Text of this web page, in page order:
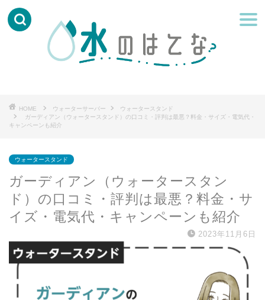
HOME ウォーターサーバー
ウォータースタンド
ガーディアン（ウォータースタンド）の口コミ・評判は最悪？料金・サイズ・電気代・
キャンペーンも紹介
ウォータースタンド
ガーディアン（ウォータースタン
ド）の口コミ・評判は最悪？料金・サ
イズ・電気代・キャンペーンも紹介
2023年11月6日